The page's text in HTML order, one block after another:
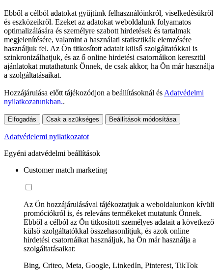
Ebből a célból adatokat gyűjtünk felhasználóinkról, viselkedésükről
és eszközeikről. Ezeket az adatokat weboldalunk folyamatos
optimalizálására és személyre szabott hirdetések és tartalmak
megjelenítésére, valamint a használati statisztikák elemzésére
használjuk fel. Az Ön titkosított adatait külső szolgáltatókkal is
szinkronizálhatjuk, és az ő online hirdetési csatornáikon keresztül
ajánlatokat mutathatunk Önnek, de csak akkor, ha Ön már használja
a szolgáltatásaikat.
Hozzájárulása előtt tájékozódjon a beállításoknál és Adatvédelmi
nyilatkozatunkban..
Elfogadás Csak a szükséges Beállítások módosítása
Adatvédelemi nyilatkozatot
Egyéni adatvédelmi beállítások
Customer match marketing
Az Ön hozzájárulásával tájékoztatjuk a weboldalunkon kívüli
promóciókról is, és releváns termékeket mutatunk Önnek.
Ebből a célból az Ön titkosított személyes adatait a következő
külső szolgáltatókkal összehasonlítjuk, és azok online
hirdetési csatornáikat használjuk, ha Ön már használja a
szolgáltatásaikat:
Bing, Criteo, Meta, Google, LinkedIn, Pinterest, TikTok